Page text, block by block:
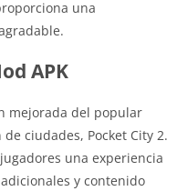
una
APK
mejorada del popular
ciudades, Pocket City 2.
una experiencia
y contenido